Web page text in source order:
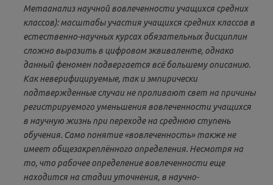
Метаанализ научной вовлеченности учащихся средних
классов): масштабы участия учащихся средних классов в
естественно-научных курсах обязательных дисциплин
сложно выразить в цифровом эквиваленте, однако
данный феномен подвергается всё большему описанию.
Как неверифицируемые, так и эмпирически
подтвержденные случаи не проливают свет на причины
регистрируемого уменьшения вовлеченности учащихся
в научную жизнь при переходе на среднюю ступень
обучения. Само понятие «вовлеченность» также не
имеет общезакреплённого определения. Несмотря на
то, что рабочее определение вовлеченности еще
находится на стадии уточнения, в научно-